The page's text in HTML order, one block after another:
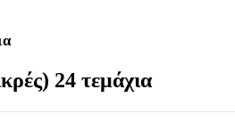
24 τεμάχια